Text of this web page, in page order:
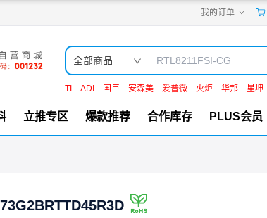
我的订单
嘉立创PCB
嘉立创FA
机电工坊
全部商品
TI ADI 国巨 安森美 爱普微 火炬 华邦 星坤
立推专区 爆款推荐 合作库存 PLUS会员